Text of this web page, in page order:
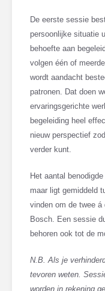
De eerste sessie
persoonlijke situatie
behoefte aan
volgen één of
wordt aandacht
patronen. Dat doen
ervaringsgerichte
begeleiding heel
nieuw perspectief
verder kunt.
Het aantal
maar ligt gemiddeld
vinden om de twee
Bosch. Een sessie
behoren ook tot de
N.B. Als je
tevoren weten.
worden in rekening